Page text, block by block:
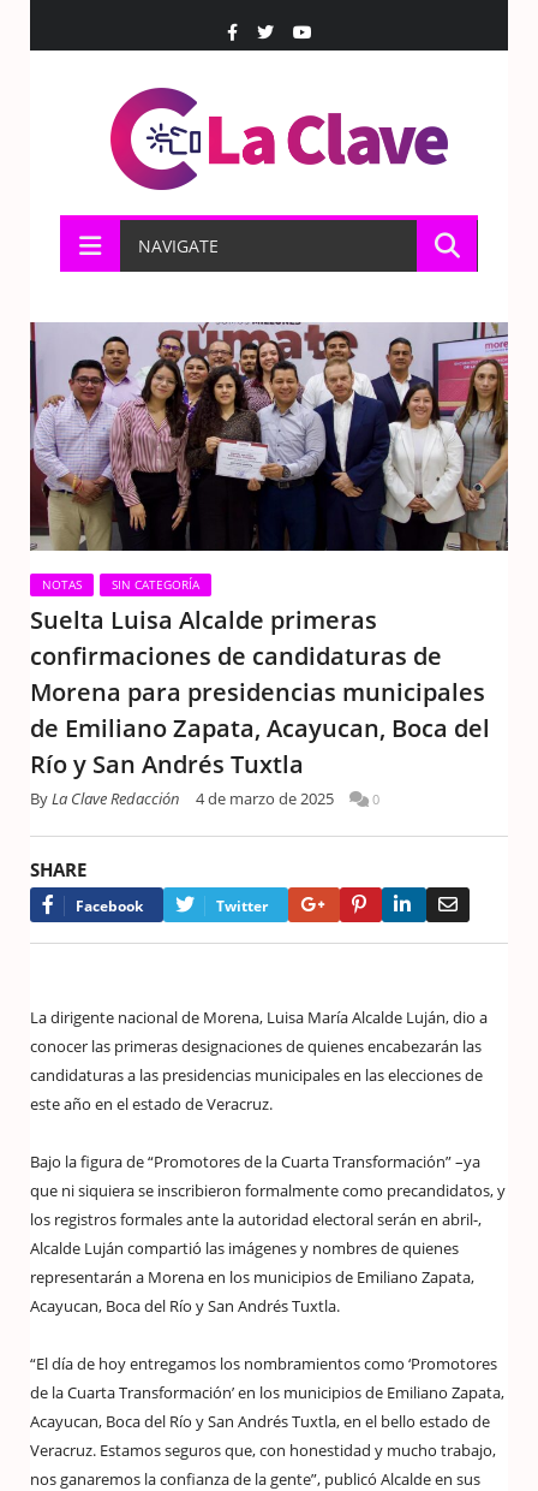
NAVIGATE
NOTAS SIN CATEGORÍA
Suelta Luisa Alcalde primeras
confirmaciones de candidaturas de
Morena para presidencias municipales
de Emiliano Zapata, Acayucan, Boca del
Río y San Andrés Tuxtla
ByLa Clave Redacción 4 de marzo de 2025 0
SHARE
Facebook Twitter Google+PinterestLinkedIn
La dirigente nacional de Morena, Luisa María Alcalde Luján, dio a
conocer las primeras designaciones de quienes encabezarán las
candidaturas a las presidencias municipales en las elecciones de
este año en el estado de Veracruz.
Bajo la figura de “Promotores de la Cuarta Transformación” –ya
que ni siquiera se inscribieron formalmente como precandidatos, y
los registros formales ante la autoridad electoral serán en abril-,
Alcalde Luján compartió las imágenes y nombres de quienes
representarán a Morena en los municipios de Emiliano Zapata,
Acayucan, Boca del Río y San Andrés Tuxtla.
“El día de hoy entregamos los nombramientos como ‘Promotores
de la Cuarta Transformación’ en los municipios de Emiliano Zapata,
Acayucan, Boca del Río y San Andrés Tuxtla, en el bello estado de
Veracruz. Estamos seguros que, con honestidad y mucho trabajo,
nos ganaremos la confianza de la gente”, publicó Alcalde en sus